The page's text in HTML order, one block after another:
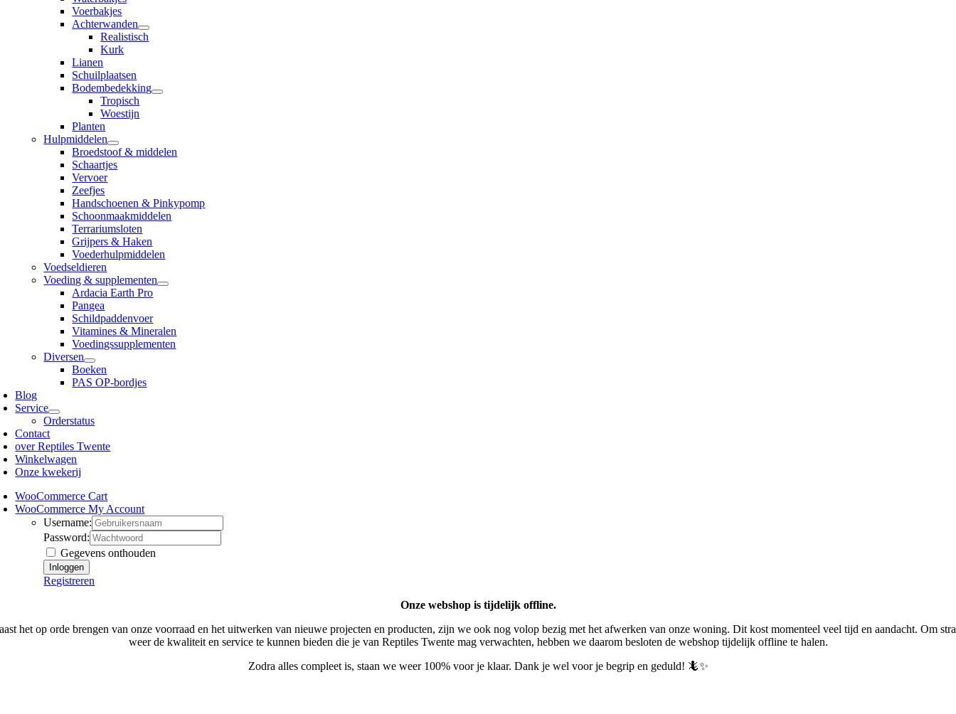
Voerbakjes
Achterwanden
Realistisch
Kurk
Lianen
Schuilplaatsen
Bodembedekking
Tropisch
Woestijn
Planten
Hulpmiddelen
Broedstoof & middelen
Schaartjes
Vervoer
Zeefjes
Handschoenen & Pinkypomp
Schoonmaakmiddelen
Terrariumsloten
Grijpers & Haken
Voederhulpmiddelen
Voedseldieren
Voeding & supplementen
Ardacia Earth Pro
Pangea
Schildpaddenvoer
Vitamines & Mineralen
Voedingssupplementen
Diversen
Boeken
PAS OP-bordjes
Blog
Service
Orderstatus
Contact
over Reptiles Twente
Winkelwagen
Onze kwekerij
WooCommerce Cart
WooCommerce My Account
Username:
Password:
Gegevens onthouden
Registreren
Onze webshop is tijdelijk offline.
het op orde brengen van onze voorraad en het uitwerken van nieuwe projecten en producten, zijn we ook nog volop bezig met het afwerken van onze woning. Dit kost momenteel veel tijd en aandacht. Om
weer de kwaliteit en service te kunnen bieden die je van Reptiles Twente mag verwachten, hebben we daarom besloten de webshop tijdelijk offline te halen.
Zodra alles compleet is, staan we weer 100% voor je klaar. Dank je wel voor je begrip en geduld! 🦎✨